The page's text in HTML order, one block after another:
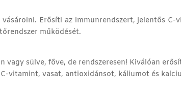
Erősíti az immunrendszert, jelentős
működését.
vagy sülve, főve, de rendszeresen! Kiválóan
vitamint, vasat, antioxidánsot, káliumot és